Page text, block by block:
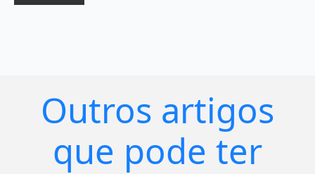
Outros artigos
que pode ter